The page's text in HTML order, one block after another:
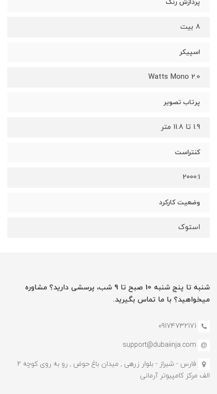
پردازش رنگ
8 بیت
اسپیکر
2.0 Watts Mono
پرتاب تصویر
1.9 تا 11.8 متر
کنتراست
2000:1
وضعیت کارکرد
استوک
شنبه تا پنج شنبه 10 صبح تا 9 شب، پرسشی دارید؟ مشاوره
میخواهید؟ با ما تماس بگیرید.
09174732171
support@dubaiinja.com
فارس - شیراز - بلوار زرهی , میدان باغ حوض , رو به روی کوچه 2
الف مرکز کامپیوتر آرمانی